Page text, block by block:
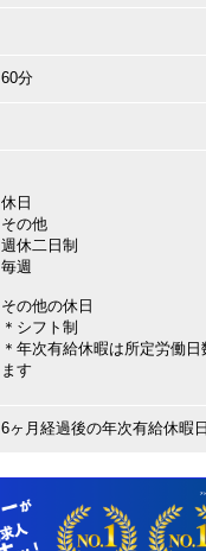
60分
休日
その他
週休二日制
毎週
その他の休日
＊シフト制
＊年次有給休暇は所定労働
ます
6ヶ月経過後の年次有給休暇